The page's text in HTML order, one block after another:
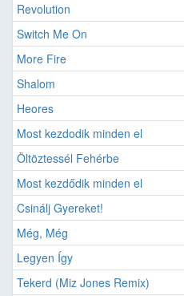
Revolution
Switch Me On
More Fire
Shalom
Heores
Most kezdodik minden el
Öltöztessél Fehérbe
Most kezdődik minden el
Csinálj Gyereket!
Még, Még
Legyen Így
Tekerd (Miz Jones Remix)